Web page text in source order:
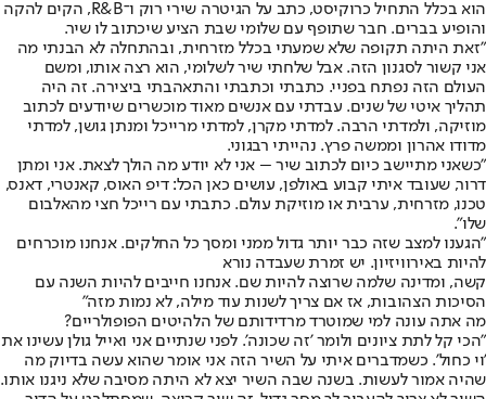
הוא בכלל התחיל כרוקיסט, כתב על הגיטרה שירי רוק ו־R&B, הקים להקה
והופיע בברים. חבר שתופף עם שלומי שבת הציע שיכתוב לו שיר.
"זאת היתה תקופה שלא שמעתי בכלל מזרחית, ובהתחלה לא הבנתי מה
אני קשור לסגנון הזה. אבל שלחתי שיר לשלומי, הוא רצה אותו, ומשם
העולם הזה נפתח בפניי. כתבתי וכתבתי והתאהבתי ביצירה. זה היה
תהליך איטי של שנים. עבדתי עם אנשים מאוד מוכשרים שיודעים לכתוב
מוזיקה, ולמדתי הרבה. למדתי מקרן, למדתי מרייכל ומנתן גושן, למדתי
מדודו אהרון וממשה פרץ. נהייתי רבגוני.
"כשאני מתיישב כיום לכתוב שיר – אני לא יודע מה הולך לצאת. אני ומתן
דרור, שעובד איתי קבוע באולפן, עושים כאן הכל: דיפ האוס, קאנטרי, דאנס,
טכנו, מזרחית, ערבית או מוזיקת עולם. כתבתי עם רייכל חצי מהאלבום
שלו".
"הגענו למצב שזה כבר יותר גדול ממני ומסך כל החלקים. אנחנו מוכרחים
להיות באירוויזיון. יש זמרת שעבדה נורא
קשה, ומדינה שלמה שרוצה להיות שם. אנחנו חייבים להיות השנה עם
הסיכות הצהובות, אז אם צריך לשנות עוד מילה, לא נמות מזה"
מה אתה עונה למי שמוטרד מרדידותם של הלהיטים הפופולריים?
"הכי קל לתת ציונים ולומר 'זה שכונה'. לפני שנתיים אני ואייל גולן עשינו את
'וי כחול'. כשמדברים איתי על השיר הזה אני אומר שהוא עשה בדיוק מה
שהיה אמור לעשות. בשנה שבה השיר יצא לא היתה מסיבה שלא ניגנו אותו.